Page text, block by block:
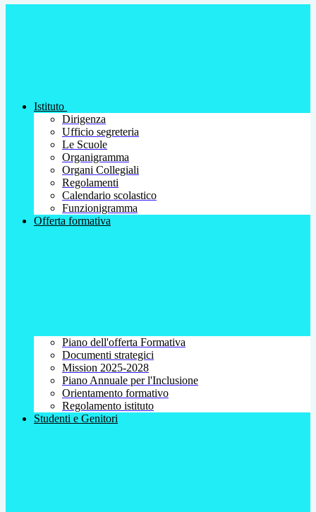
Istituto
Dirigenza
Ufficio segreteria
Le Scuole
Organigramma
Organi Collegiali
Regolamenti
Calendario scolastico
Funzionigramma
Offerta formativa
Piano dell'offerta Formativa
Documenti strategici
Mission 2025-2028
Piano Annuale per l'Inclusione
Orientamento formativo
Regolamento istituto
Studenti e Genitori